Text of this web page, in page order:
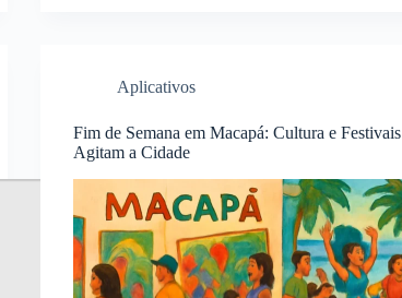
Aplicativos
Fim de Semana em Macapá: Cultura e Festivais
Agitam a Cidade